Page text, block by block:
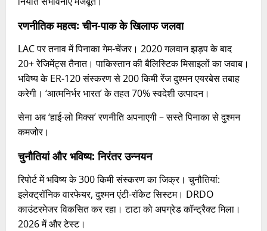
रणनीतिक महत्व: चीन-पाक के खिलाफ जलवा
LAC पर तनाव में पिनाका गेम-चेंजर। 2020 गलवान झड़प के बाद
20+ रेजिमेंट्स तैनात। पाकिस्तान की बैलिस्टिक मिसाइलों का जवाब।
भविष्य के ER-120 संस्करण से 200 किमी रेंज दुश्मन एयरबेस तबाह
करेगी। ‘आत्मनिर्भर भारत’ के तहत 70% स्वदेशी उत्पादन।
सेना अब ‘हाई-लो मिक्स’ रणनीति अपनाएगी – सस्ते पिनाका से दुश्मन
कमजोर।
चुनौतियां और भविष्य: निरंतर उन्नयन
रिपोर्ट में भविष्य के 300 किमी संस्करण का जिक्र। चुनौतियां:
इलेक्ट्रॉनिक वारफेयर, दुश्मन एंटी-रॉकेट सिस्टम। DRDO
काउंटरमेजर विकसित कर रहा। टाटा को अपग्रेड कॉन्ट्रैक्ट मिला।
2026 में और टेस्ट।